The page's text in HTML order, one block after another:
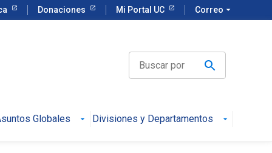
Donaciones Mi Portal UC Correo arrow_drop_down
Globales Divisiones y Departamentos